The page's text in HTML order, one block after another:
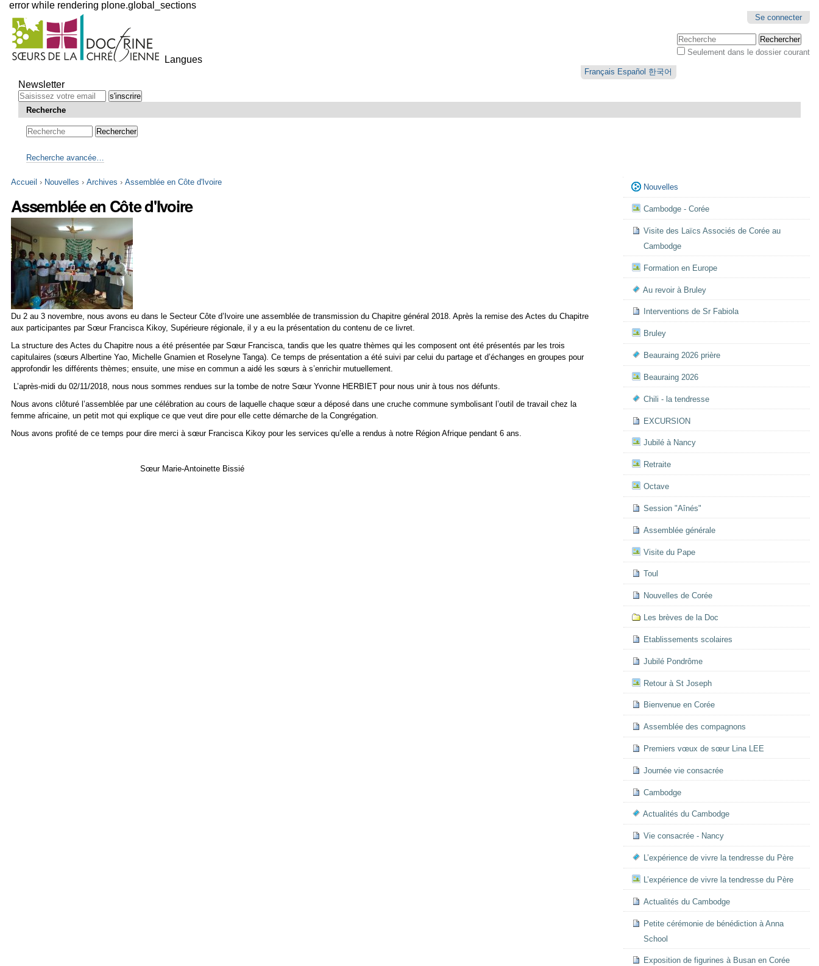
error while rendering plone.global_sections
Outils
personnels
Se connecter
Chercher par
Seulement dans le dossier courant
Langues
Français Español 한국어
au
contenu.
Aller
Newsletter
Recherche
Recherche avancée…
Accueil › Nouvelles ›Archives ›Assemblée en Côte d'Ivoire
Assemblée en Côte d'Ivoire
Du 2 au 3 novembre, nous avons eu dans le Secteur Côte d’Ivoire une assemblée de transmission du Chapitre général 2018. Après la remise des Actes du Chapitre
aux participantes par Sœur Francisca Kikoy, Supérieure régionale, il y a eu la présentation du contenu de ce livret.
La structure des Actes du Chapitre nous a été présentée par Sœur Francisca, tandis que les quatre thèmes qui les composent ont été présentés par les trois
capitulaires (sœurs Albertine Yao, Michelle Gnamien et Roselyne Tanga). Ce temps de présentation a été suivi par celui du partage et d’échanges en groupes pour
approfondir les différents thèmes; ensuite, une mise en commun a aidé les sœurs à s’enrichir mutuellement.
L’après-midi du 02/11/2018, nous nous sommes rendues sur la tombe de notre Sœur Yvonne HERBIET pour nous unir à tous nos défunts.
Nous avons clôturé l’assemblée par une célébration au cours de laquelle chaque sœur a déposé dans une cruche commune symbolisant l’outil de travail chez la
femme africaine, un petit mot qui explique ce que veut dire pour elle cette démarche de la Congrégation.
Nous avons profité de ce temps pour dire merci à sœur Francisca Kikoy pour les services qu’elle a rendus à notre Région Afrique pendant 6 ans.
Sœur Marie-Antoinette Bissié
Navigation
Nouvelles
Cambodge - Corée
Visite des Laïcs Associés de Corée au
Cambodge
Formation en Europe
Au revoir à Bruley
Interventions de Sr Fabiola
Bruley
Beauraing 2026 prière
Beauraing 2026
Chili - la tendresse
EXCURSION
Jubilé à Nancy
Retraite
Octave
Session "Aînés"
Assemblée générale
Visite du Pape
Toul
Nouvelles de Corée
Les brèves de la Doc
Etablissements scolaires
Jubilé Pondrôme
Retour à St Joseph
Bienvenue en Corée
Assemblée des compagnons
Premiers vœux de sœur Lina LEE
Journée vie consacrée
Cambodge
Actualités du Cambodge
Vie consacrée - Nancy
L’expérience de vivre la tendresse du Père
L’expérience de vivre la tendresse du Père
Actualités du Cambodge
Petite cérémonie de bénédiction à Anna
School
Exposition de figurines à Busan en Corée